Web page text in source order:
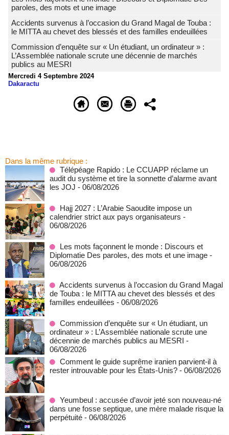
paroles, des mots et une image
Accidents survenus à l’occasion du Grand Magal de Touba :
le MITTA au chevet des blessés et des familles endeuillées
Commission d’enquête sur « Un étudiant, un ordinateur » :
L’Assemblée nationale scrute une décennie de marchés
publics au MESRI
Mercredi 4 Septembre 2024
Dakaractu
Dans la même rubrique :
Télépéage Rapido : Le CCUAPP réclame un
audit du système et tire la sonnette d’alarme avant
les JOJ - 06/08/2026
Hajj 2027 : L’Arabie Saoudite impose un
calendrier strict aux pays organisateurs -
06/08/2026
Les mots façonnent le monde : Discours et
Diplomatie Des paroles, des mots et une image -
06/08/2026
Accidents survenus à l’occasion du Grand Magal
de Touba : le MITTA au chevet des blessés et des
familles endeuillées - 06/08/2026
Commission d’enquête sur « Un étudiant, un
ordinateur » : L’Assemblée nationale scrute une
décennie de marchés publics au MESRI -
06/08/2026
Comment le guide suprême iranien parvient-il à
rester introuvable pour les États-Unis? - 06/08/2026
Yeumbeul : accusée d’avoir jeté son nouveau-né
dans une fosse septique, une mère malade risque la
perpétuité - 06/08/2026